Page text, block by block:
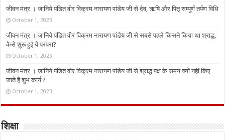
जीवन मंत्र । जानिये पंडित वीर विक्रम नारायण पांडेय जी से देव, ऋषि और पितृ सम्पूर्ण तर्पण विधि
October 1, 2023
जीवन मंत्र । जानिये पंडित वीर विक्रम नारायण पांडेय जी से सबसे पहले किसने किया था श्राद्ध,
कैसे शुरू हुई ये परंपरा?
October 1, 2023
जीवन मंत्र । जानिये पंडित वीर विक्रम नारायण पांडेय जी से श्राद्ध पक्ष के समय क्यों नहीं किए
जाते हैं शुभ कार्य ?
October 1, 2023
शिक्षा